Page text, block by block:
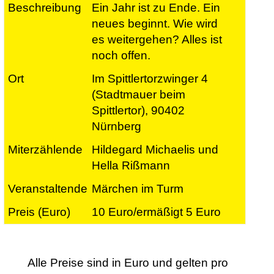
Ein Jahr ist zu Ende. Ein
neues beginnt. Wie wird
es weitergehen? Alles ist
noch offen.
Im Spittlertorzwinger 4
(Stadtmauer beim
Spittlertor), 90402
Nürnberg
Hildegard Michaelis und
Hella Rißmann
Märchen im Turm
10 Euro/ermäßigt 5 Euro
Alle Preise sind in Euro und gelten pro